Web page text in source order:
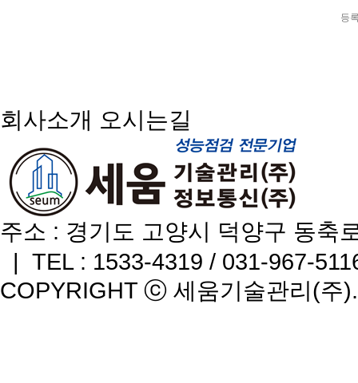
등
회사소개 오시는길
주소 : 경기도 고양시 덕양구 동축
| TEL : 1533-4319 / 031-967-
COPYRIGHT ⓒ 세움기술관리(주